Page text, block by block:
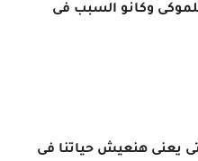
وكانو السبب فى
يعنى هنعيش حياتنا فى